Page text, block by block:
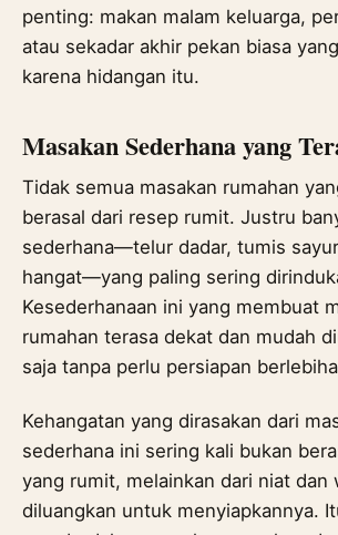
penting: makan malam keluarga,
atau sekadar akhir pekan biasa
karena hidangan itu.
Masakan Sederhana yang
Tidak semua masakan rumahan
berasal dari resep rumit. Justru
sederhana—telur dadar, tumis
hangat—yang paling sering
Kesederhanaan ini yang membuat
rumahan terasa dekat dan mudah
saja tanpa perlu persiapan
Kehangatan yang dirasakan dari
sederhana ini sering kali bukan
yang rumit, melainkan dari niat dan
diluangkan untuk menyiapkannya.